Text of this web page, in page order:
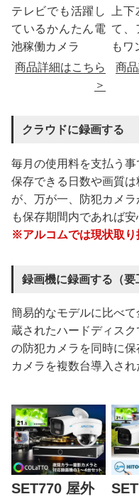
テレビでも活躍し
ているかんたん電
池稼働カメラ
商品詳細はこちら
＞
上
て、
もワ
商
クラウドに録画する
毎月の使用料を支払う事
保存できる日数や画質
が、万が一、防犯カメ
も保存期間内であれば
※アルコムでは現状取り
録画機に録画する（要
簡易的なモデルに比べ
蔵されたハードディス
の防犯カメラを同時に
カメラを複数台導入さ
SET770 屋外